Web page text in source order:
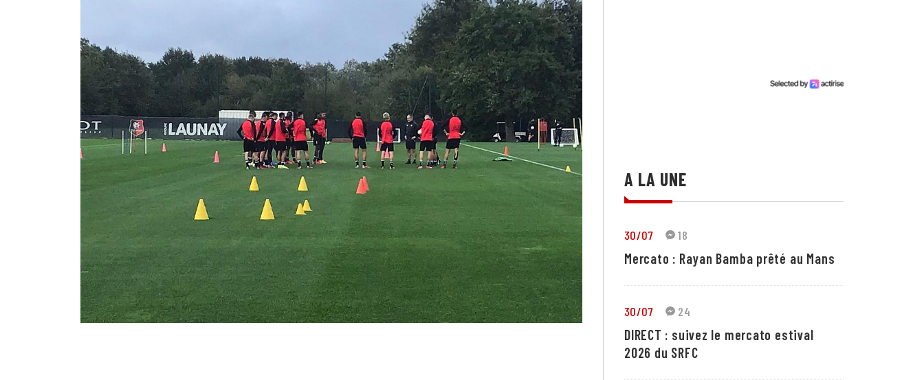
A LA UNE
30/07 18
Mercato : Rayan Bamba prêté au Mans
30/07 24
DIRECT : suivez le mercato estival
2026 du SRFC